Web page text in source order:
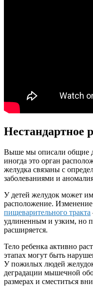
Нестандартное
Выше мы описали общие
иногда это орган
желудка связаны с
заболеваниями и
У детей желудок может
расположение.
пищеварительного тракта
удлиненным и узким, но
расширяется.
Тело ребенка активно
этапах могут быть
У пожилых людей
деградации мышечной
размерах и сместиться